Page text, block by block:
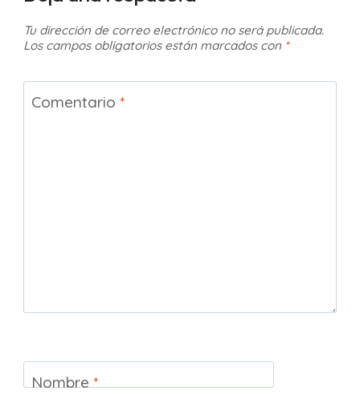
Tu dirección de correo electrónico no será publicada.
Los campos obligatorios están marcados con *
Comentario *
Nombre *